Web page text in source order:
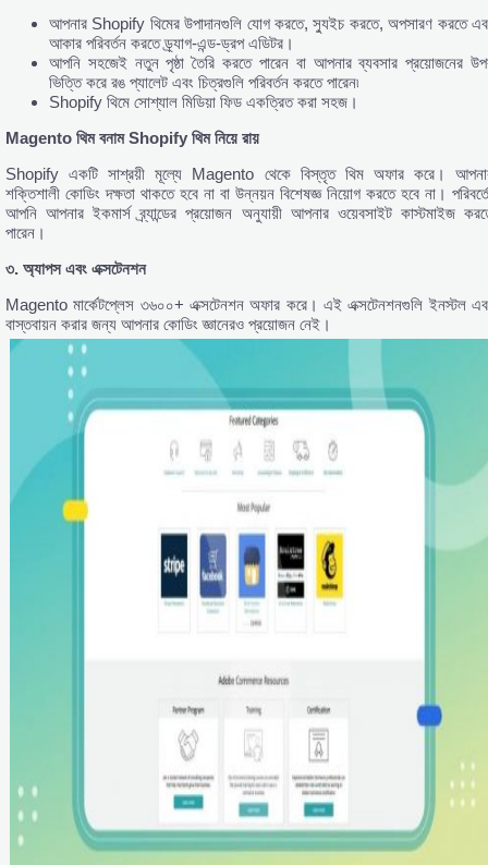
আপনার Shopify থিমের উপাদানগুলি যোগ করতে, স্যুইচ করতে, অপসারণ করতে
আকার পরিবর্তন করতে ড্র্যাগ-এন্ড-ড্রপ এডিটর।
আপনি সহজেই নতুন পৃষ্ঠা তৈরি করতে পারেন বা আপনার ব্যবসার প্রয়োজনের
ভিত্তি করে রঙ প্যালেট এবং চিত্রগুলি পরিবর্তন করতে পারেন৷
Shopify থিমে সোশ্যাল মিডিয়া ফিড একত্রিত করা সহজ।
Magento থিমবনাম Shopify থিমনিয়ে রায়
Shopify একটি সাশ্রয়ী মূল্যে Magento থেকে বিস্তৃত থিম অফার করে।
শক্তিশালী কোডিং দক্ষতা থাকতে হবে না বা উন্নয়ন বিশেষজ্ঞ নিয়োগ করতে হবে না।
আপনি আপনার ইকমার্স ব্র্যান্ডের প্রয়োজন অনুযায়ী আপনার ওয়েবসাইট কাস্টমাইজ
পারেন।
৩. অ্যাপসএবং এক্সটেনশন
Magento মার্কেটপ্লেস ৩৬০০+ এক্সটেনশন অফার করে। এই এক্সটেনশনগুলি ইনস্টল
বাস্তবায়ন করার জন্য আপনার কোডিং জ্ঞানেরও প্রয়োজন নেই।